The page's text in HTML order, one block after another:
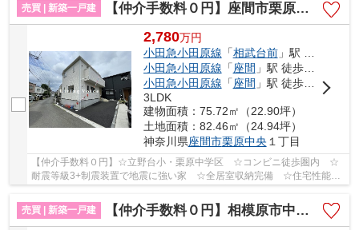
売買 | 新築一戸建
【仲介手数料０円】座間市栗原中央第41 新築一戸建て
2,780万円
小田急小田原線 「相武台前」駅 徒歩25分
小田急小田原線 「座間 」駅 徒歩23分
小田急小田原線 「座間 」駅 徒歩23分
3LDK
建物面積：75.72㎡（22.90坪）
土地面積：82.46㎡（24.94坪）
神奈川県座間市栗原中央 １丁目
【仲介手数料０円】☆立野台小・栗原中学区 ☆コンビニ徒歩圏内 ☆
耐震等級3+制震装置で地震に強い家 ☆全居室収納完備 ☆住宅性能評
売買 | 新築一戸建
【仲介手数料０円】相模原市中央区緑が丘1丁目 新築一戸建て